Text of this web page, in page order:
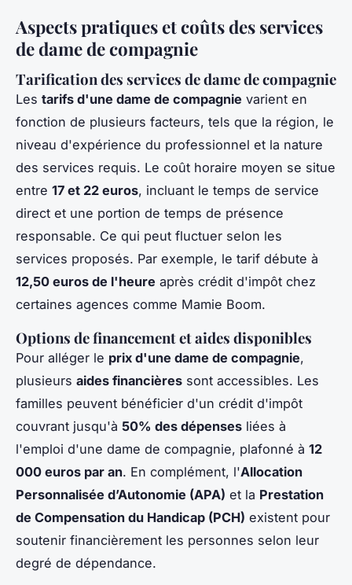
Aspects pratiques et coûts des services
de dame de compagnie
Tarification des services de dame de compagnie
Les tarifs d'une dame de compagnie varient en
fonction de plusieurs facteurs, tels que la région, le
niveau d'expérience du professionnel et la nature
des services requis. Le coût horaire moyen se situe
entre 17 et 22 euros, incluant le temps de service
direct et une portion de temps de présence
responsable. Ce qui peut fluctuer selon les
services proposés. Par exemple, le tarif débute à
12,50 euros de l'heure après crédit d'impôt chez
certaines agences comme Mamie Boom.
Options de financement et aides disponibles
Pour alléger le prix d'une dame de compagnie,
plusieurs aides financières sont accessibles. Les
familles peuvent bénéficier d'un crédit d'impôt
couvrant jusqu'à 50% des dépenses liées à
l'emploi d'une dame de compagnie, plafonné à 12
000 euros par an. En complément, l'Allocation
Personnalisée d’Autonomie (APA) et la Prestation
de Compensation du Handicap (PCH) existent pour
soutenir financièrement les personnes selon leur
degré de dépendance.